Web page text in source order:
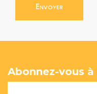
Envoyer
Abonnez-vous